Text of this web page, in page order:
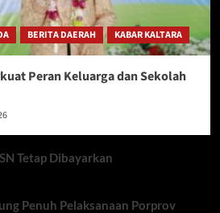
BERITA DAERAH KABAR KALTARA
Peran Keluarga dan Sekolah
Tetap Dibayarkan
Penuh Pelaksanaan Porprov